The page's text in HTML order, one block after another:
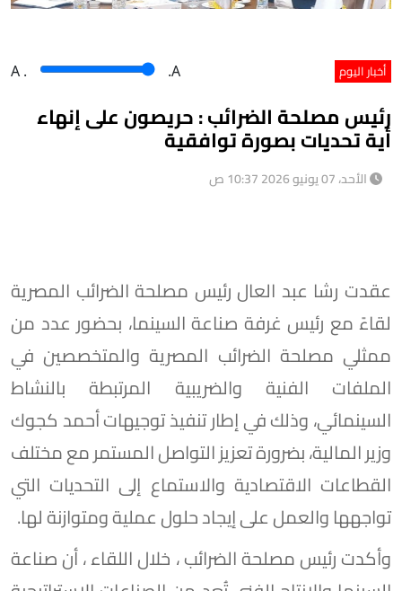
أخبار اليوم A . .A
رئيس مصلحة الضرائب : حريصون على إنهاء
أية تحديات بصورة توافقية
الأحد، 07 يونيو 2026 10:37 ص
عقدت رشا عبد العال رئيس مصلحة الضرائب المصرية
لقاءً مع رئيس غرفة صناعة السينما، بحضور عدد من
ممثلي مصلحة الضرائب المصرية والمتخصصين في
الملفات الفنية والضريبية المرتبطة بالنشاط
السينمائي، وذلك في إطار تنفيذ توجيهات أحمد كجوك
وزير المالية، بضرورة تعزيز التواصل المستمر مع مختلف
القطاعات الاقتصادية والاستماع إلى التحديات التي
تواجهها والعمل على إيجاد حلول عملية ومتوازنة لها.
وأكدت رئيس مصلحة الضرائب ، خلال اللقاء ، أن صناعة